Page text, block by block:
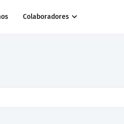
Colaboradores